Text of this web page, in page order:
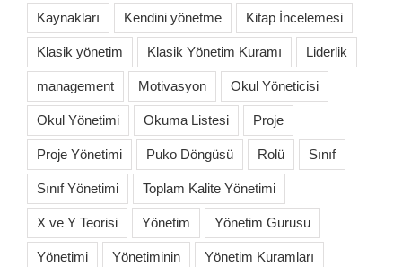
Kaynakları Kendini yönetme Kitap İncelemesi
Klasik yönetim Klasik Yönetim Kuramı Liderlik
management Motivasyon Okul Yöneticisi
Okul Yönetimi Okuma Listesi Proje
Proje Yönetimi Puko Döngüsü Rolü Sınıf
Sınıf Yönetimi Toplam Kalite Yönetimi
X ve Y Teorisi Yönetim Yönetim Gurusu
Yönetimi Yönetiminin Yönetim Kuramları